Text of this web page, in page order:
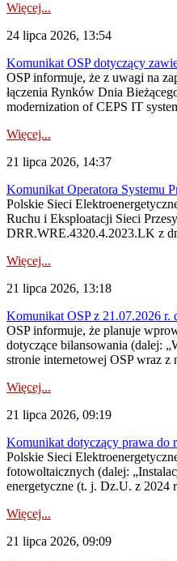
Więcej...
24 lipca 2026, 13:54
Komunikat OSP dotyczący
OSP informuje, że z uwagi na
łączenia Rynków Dnia
modernization of CEPS IT
Więcej...
21 lipca 2026, 14:37
Komunikat Operatora Systemu
Polskie Sieci
Ruchu i Eksploatacji Sieci
DRR.WRE.4320.4.2023.LK z
Więcej...
21 lipca 2026, 13:18
Komunikat OSP z 21.07.2026
OSP informuje, że planuje
dotyczące bilansowania (dalej:
stronie internetowej OSP wraz z
Więcej...
21 lipca 2026, 09:19
Komunikat dotyczący prawa do
Polskie Sieci
fotowoltaicznych (dalej:
energetyczne (t. j. Dz.U. z 2024
Więcej...
21 lipca 2026, 09:09